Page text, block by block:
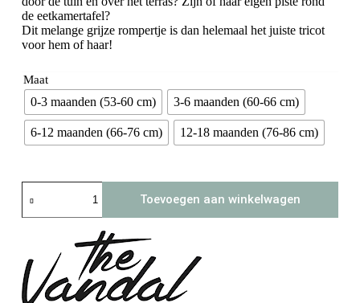
de eetkamertafel?
Dit melange grijze rompertje is dan helemaal het juiste tricot
voor hem of haar!
Maat
0-3 maanden (53-60 cm) 3-6 maanden (60-66 cm)
6-12 maanden (66-76 cm) 12-18 maanden (76-86 cm)
Baby
rompertje
Petit
Toevoegen aan winkelwagen